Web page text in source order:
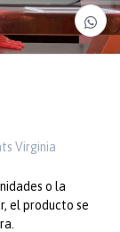
Virginia
o la
el producto se